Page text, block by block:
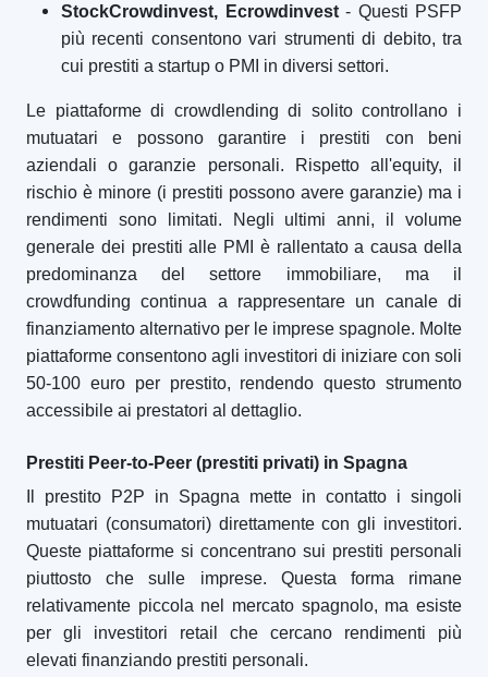
StockCrowdinvest, Ecrowdinvest- Questi PSFP
più recenti consentono vari strumenti di debito, tra
cui prestiti a startup o PMI in diversi settori.
Le piattaforme di crowdlending di solito controllano i
mutuatari e possono garantire i prestiti con beni
aziendali o garanzie personali. Rispetto all'equity, il
rischio è minore (i prestiti possono avere garanzie) ma i
rendimenti sono limitati. Negli ultimi anni, il volume
generale dei prestiti alle PMI è rallentato a causa della
predominanza del settore immobiliare, ma il
crowdfunding continua a rappresentare un canale di
finanziamento alternativo per le imprese spagnole. Molte
piattaforme consentono agli investitori di iniziare con soli
50-100 euro per prestito, rendendo questo strumento
accessibile ai prestatori al dettaglio.
Prestiti Peer-to-Peer (prestiti privati) in Spagna
Il prestito P2P in Spagna mette in contatto i singoli
mutuatari (consumatori) direttamente con gli investitori.
Queste piattaforme si concentrano sui prestiti personali
piuttosto che sulle imprese. Questa forma rimane
relativamente piccola nel mercato spagnolo, ma esiste
per gli investitori retail che cercano rendimenti più
elevati finanziando prestiti personali.